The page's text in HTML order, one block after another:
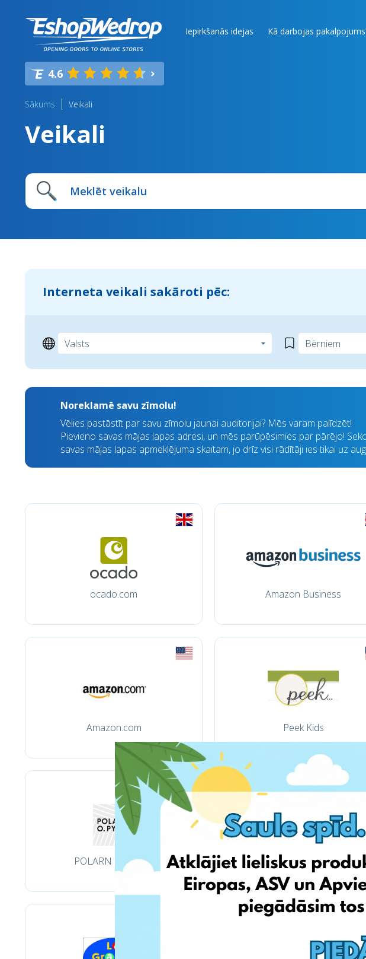
Iepirkšanās idejas Kā darbojas
4.6
Sākums Veikali
Veikali
Interneta veikali sakāroti pēc:
Noreklamē savu zīmolu!
Vēlies pastāstīt par savu zīmolu jaunai auditorijai? Mēs varam palīdzēt!
Pievieno savas mājas lapas adresi, un mēs parūpēsimies par pārējo!
savas mājas lapas apmeklējuma skaitam, jo drīz visi rādītāji ies tikai uz
ocado.com Amazon Business
Amazon.com Peek Kids
POLARN O. PYRET Kiabi